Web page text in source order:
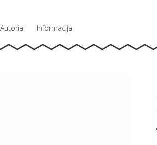
Autoriai Informacija